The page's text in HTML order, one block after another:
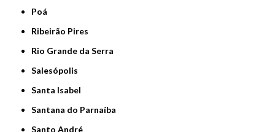
Poá
Ribeirão Pires
Rio Grande da Serra
Salesópolis
Santa Isabel
Santana do Parnaíba
Santo André